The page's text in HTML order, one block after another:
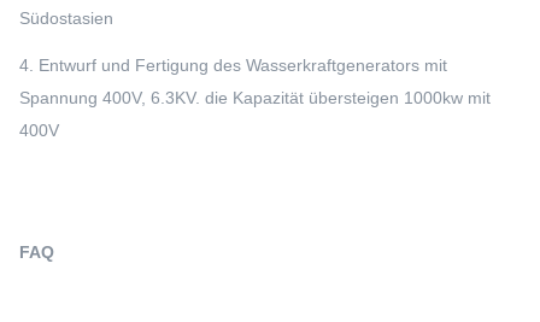
Südostasien
4. Entwurf und Fertigung des Wasserkraftgenerators mit
Spannung 400V, 6.3KV. die Kapazität übersteigen 1000kw mit
400V
FAQ